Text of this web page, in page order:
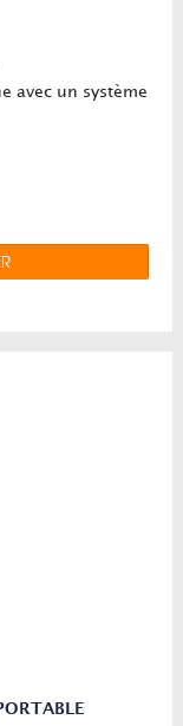
avec un système